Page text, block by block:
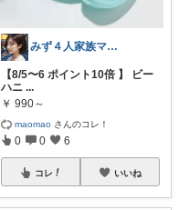
みず４人家族ママ★３０代子育て奮闘中🙆
【8/5〜6 ポイント10倍 】 ビー
ハニ ...
￥ 990～
maomao さんのコレ！
0 0 6
コレ いいね